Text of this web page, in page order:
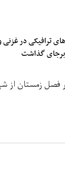
گذاشت
زمستان از